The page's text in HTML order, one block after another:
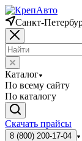
Санкт-
Каталог
По всему сайту
По каталогу
Скачать прайсы
8 (800) 200-17-04